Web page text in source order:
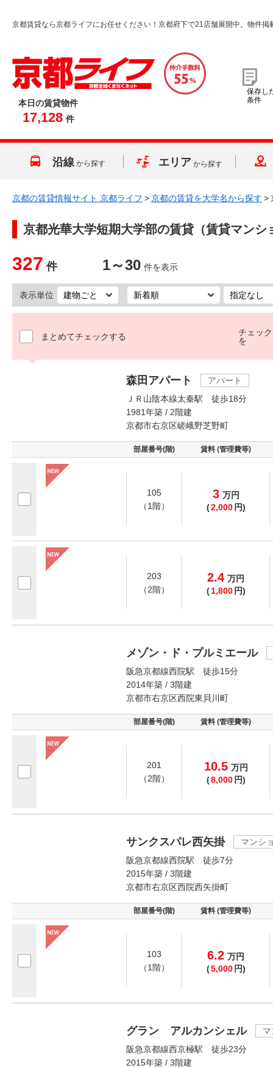
京都賃貸なら京都ライフにお任せください！京都府下で21店舗展開中。物件掲
本日の賃貸物件
17,128 件
保存し
条件
沿線 から探す エリア から探す
京都の賃貸情報サイト 京都ライフ >京都の賃貸を大学名から探す >
京都光華大学短期大学部の賃貸（賃貸マンシ
327 件 1～30 件を表示
表示単位
まとめてチェックする
チェッ
を
森田アパート
アパート
ＪＲ山陰本線太秦駅 徒歩18分
1981年築 / 2階建
京都市右京区嵯峨野芝野町
部屋番号(階) 賃料 (管理費等)
105
（1階）
3 万円
(2,000 円)
203
（2階）
2.4 万円
( 1,800 円)
メゾン・ド・プルミエール
阪急京都線西院駅 徒歩15分
2014年築 / 3階建
京都市右京区西院東貝川町
部屋番号(階) 賃料 (管理費等)
201
（2階）
10.5 万円
(8,000 円)
サンクスパレ西矢掛
マンシ
阪急京都線西院駅 徒歩7分
2015年築 / 3階建
京都市右京区西院西矢掛町
部屋番号(階) 賃料 (管理費等)
103
（1階）
6.2 万円
(5,000 円)
グラン アルカンシェル
阪急京都線西京極駅 徒歩23分
2015年築 / 3階建